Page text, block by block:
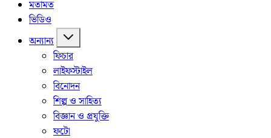
মতামত
ভিডিও
অন্যান্য
ফিচার
লাইফস্টাইল
বিনোদন
শিল্প ও সাহিত্য
বিজ্ঞান ও প্রযুক্তি
ফটো